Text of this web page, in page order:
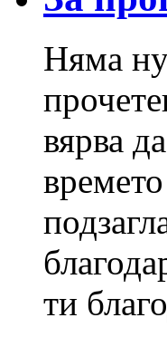
Няма
вярва
ти